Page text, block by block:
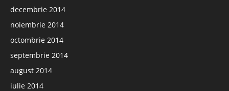
decembrie 2014
noiembrie 2014
octombrie 2014
septembrie 2014
august 2014
iulie 2014